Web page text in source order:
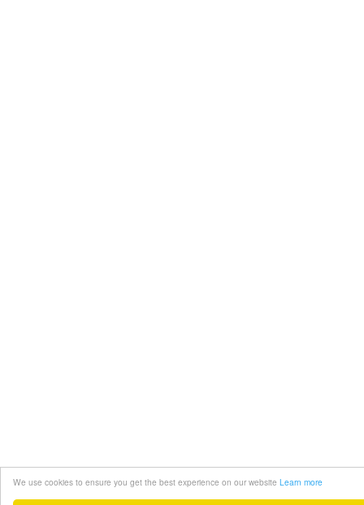
We use cookies to ensure you get the best experience on our website Learn more